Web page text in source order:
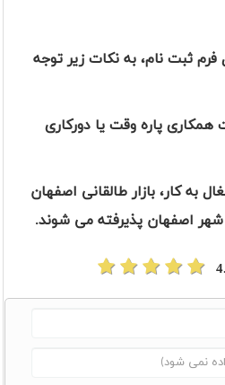
فرم ثبت نام، به نکات زیر توجه
پاره وقت یا دورکاری
به کار، بازار طالقانی اصفهان
اصفهان پذیرفته می شوند.